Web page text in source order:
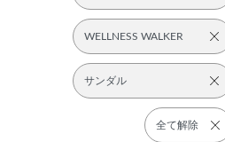
WELLNESS WALKER
サンダル
全て解除